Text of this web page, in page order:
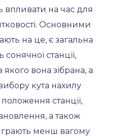
впливати на час для
Основними
на це, є загальна
станції,
якого вона зібрана, а
кута нахилу
станції,
а також
менш вагому